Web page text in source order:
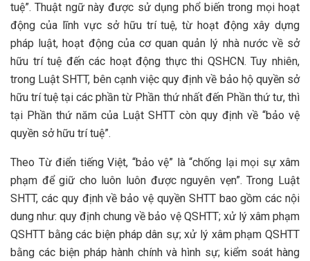
tuệ”. Thuật ngữ này được sử dụng phổ biến trong mọi hoạt
động của lĩnh vực sở hữu trí tuệ, từ hoạt động xây dựng
pháp luật, hoạt động của cơ quan quản lý nhà nước về sở
hữu trí tuệ đến các hoạt động thực thi QSHCN. Tuy nhiên,
trong Luật SHTT, bên cạnh việc quy định về bảo hộ quyền sở
hữu trí tuệ tại các phần từ Phần thứ nhất đến Phần thứ tư, thì
tại Phần thứ năm của Luật SHTT còn quy định về “bảo vệ
quyền sở hữu trí tuệ”.
Theo Từ điển tiếng Việt, “bảo vệ” là “chống lại mọi sự xâm
phạm để giữ cho luôn luôn được nguyên vẹn”. Trong Luật
SHTT, các quy định về bảo vệ quyền SHTT bao gồm các nội
dung như: quy định chung về bảo vệ QSHTT; xử lý xâm phạm
QSHTT bằng các biện pháp dân sự; xử lý xâm phạm QSHTT
bằng các biện pháp hành chính và hình sự; kiểm soát hàng